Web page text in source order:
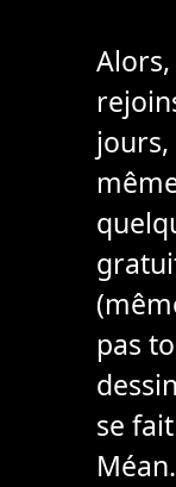
Alors,
pas
se
Méan.